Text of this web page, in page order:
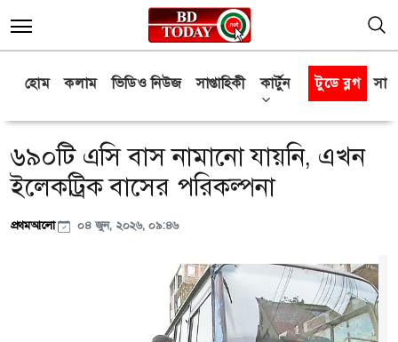
হোম কলাম ভিডিও নিউজ সাপ্তাহিকী কার্টুন টুডে ব্লগ
৬৯০টি এসি বাস নামানো যায়নি, এখন
ইলেকট্রিক বাসের পরিকল্পনা
প্রথমআলো ০৪ জুন, ২০২৬, ০৯:৪৬